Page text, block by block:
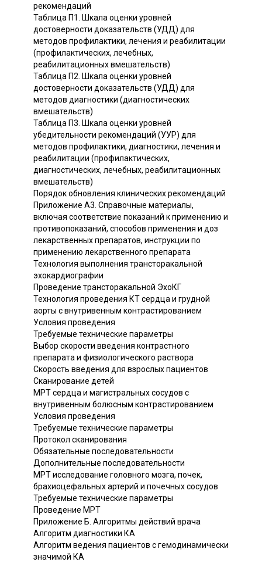
рекомендаций
Таблица П1. Шкала оценки уровней
достоверности доказательств (УДД) для
методов профилактики, лечения и реабилитации
(профилактических, лечебных,
реабилитационных вмешательств)
Таблица П2. Шкала оценки уровней
достоверности доказательств (УДД) для
методов диагностики (диагностических
вмешательств)
Таблица П3. Шкала оценки уровней
убедительности рекомендаций (УУР) для
методов профилактики, диагностики, лечения и
реабилитации (профилактических,
диагностических, лечебных, реабилитационных
вмешательств)
Порядок обновления клинических рекомендаций
Приложение А3. Справочные материалы,
включая соответствие показаний к применению и
противопоказаний, способов применения и доз
лекарственных препаратов, инструкции по
применению лекарственного препарата
Технология выполнения трансторакальной
эхокардиографии
Проведение трансторакальной ЭхоКГ
Технология проведения КТ сердца и грудной
аорты с внутривенным контрастированием
Условия проведения
Требуемые технические параметры
Выбор скорости введения контрастного
препарата и физиологического раствора
Скорость введения для взрослых пациентов
Сканирование детей
МРТ сердца и магистральных сосудов с
внутривенным болюсным контрастированием
Условия проведения
Требуемые технические параметры
Протокол сканирования
Обязательные последовательности
Дополнительные последовательности
МРТ исследование головного мозга, почек,
брахиоцефальных артерий и почечных сосудов
Требуемые технические параметры
Проведение МРТ
Приложение Б. Алгоритмы действий врача
Алгоритм диагностики КА
Алгоритм ведения пациентов с гемодинамически
значимой КА